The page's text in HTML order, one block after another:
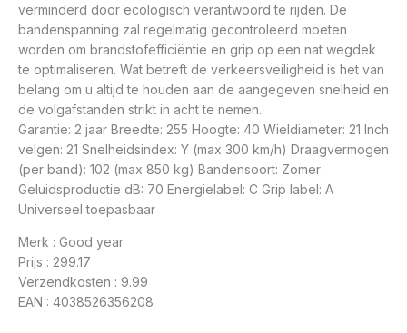
verminderd door ecologisch verantwoord te rijden. De
bandenspanning zal regelmatig gecontroleerd moeten
worden om brandstofefficiëntie en grip op een nat wegdek
te optimaliseren. Wat betreft de verkeersveiligheid is het van
belang om u altijd te houden aan de aangegeven snelheid en
de volgafstanden strikt in acht te nemen.
Garantie: 2 jaar Breedte: 255 Hoogte: 40 Wieldiameter: 21 Inch
velgen: 21 Snelheidsindex: Y (max 300 km/h) Draagvermogen
(per band): 102 (max 850 kg) Bandensoort: Zomer
Geluidsproductie dB: 70 Energielabel: C Grip label: A
Universeel toepasbaar
Merk : Good year
Prijs : 299.17
Verzendkosten : 9.99
EAN : 4038526356208